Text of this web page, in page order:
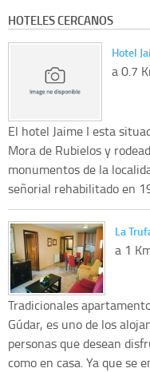
HOTELES CERCANOS
Hotel
a 0.7
El hotel Jaime I esta
Mora de Rubielos y
monumentos de la
señorial rehabilitado en
La
a 1
Tradicionales
Gúdar, es uno de los
personas que desean
como en casa. Ya que se